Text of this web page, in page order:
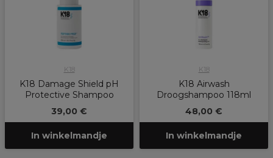
K18
K18 Damage Shield pH
Protective Shampoo
39,00 €
In winkelmandje
K18
K18 Airwash
Droogshampoo 118ml
48,00 €
In winkelmandje